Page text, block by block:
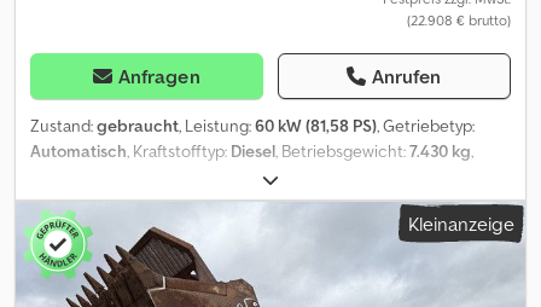
(22.908 € brutto)
Anfragen Anrufen
Zustand:gebraucht, Leistung:60 kW (81,58 PS), Getriebetyp:
Automatisch, Kraftstofftyp: Diesel, Betriebsgewicht:7.430 kg,
, Gesamtbreite:
Kleinanzeige